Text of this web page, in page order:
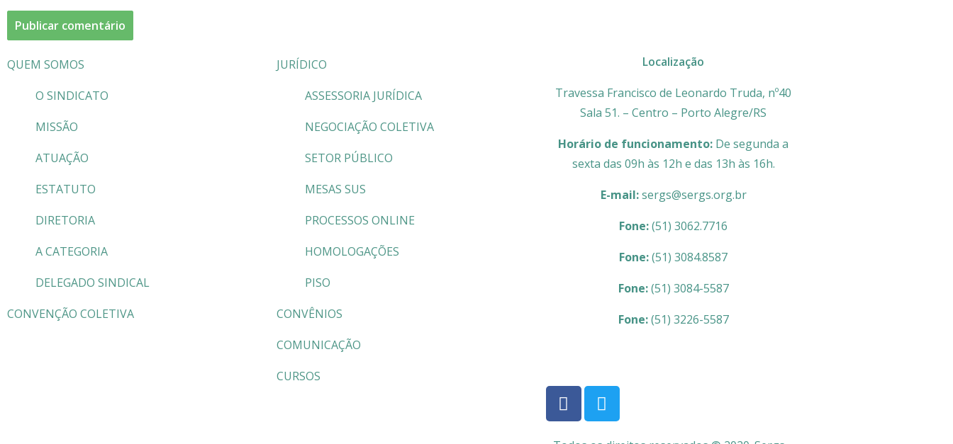
QUEM SOMOS
O SINDICATO
MISSÃO
ATUAÇÃO
ESTATUTO
DIRETORIA
A CATEGORIA
DELEGADO SINDICAL
CONVENÇÃO COLETIVA
JURÍDICO
ASSESSORIA JURÍDICA
NEGOCIAÇÃO COLETIVA
SETOR PÚBLICO
MESAS SUS
PROCESSOS ONLINE
HOMOLOGAÇÕES
PISO
CONVÊNIOS
COMUNICAÇÃO
CURSOS
Localização
Travessa Francisco de Leonardo Truda, nº40
Sala 51. – Centro – Porto Alegre/RS
Horário de funcionamento: De segunda a
sexta das 09h às 12h e das 13h às 16h.
E-mail:sergs@sergs.org.br
Fone:(51) 3062.7716
Fone:(51) 3084.8587
Fone:(51) 3084-5587
Fone:(51) 3226-5587